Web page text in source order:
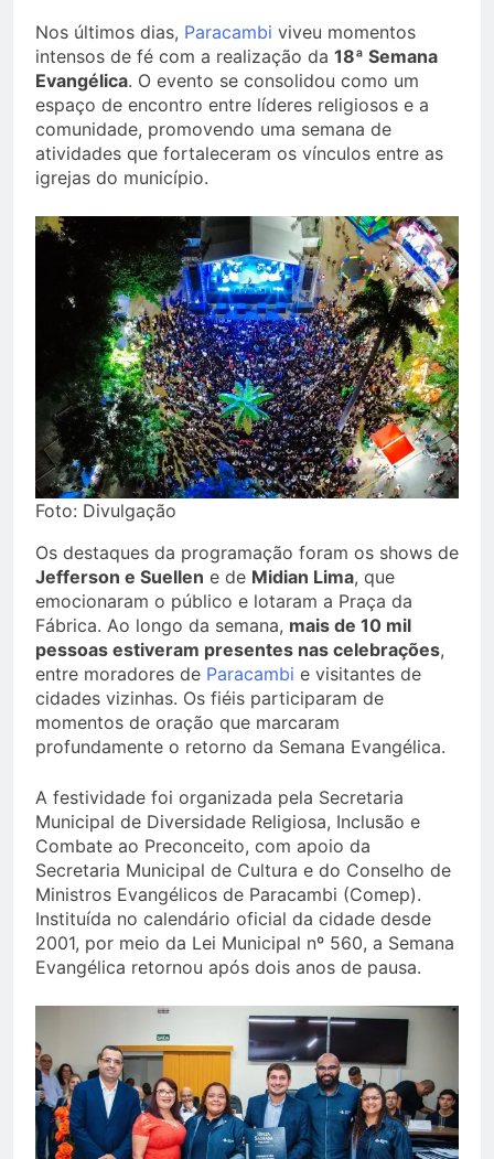
Nos últimos dias, Paracambi viveu momentos
intensos de fé com a realização da 18ª Semana
Evangélica. O evento se consolidou como um
espaço de encontro entre líderes religiosos e a
comunidade, promovendo uma semana de
atividades que fortaleceram os vínculos entre as
igrejas do município.
Foto: Divulgação
Os destaques da programação foram os shows de
Jefferson e Suellen e de Midian Lima, que
emocionaram o público e lotaram a Praça da
Fábrica. Ao longo da semana, mais de 10 mil
pessoas estiveram presentes nas celebrações,
entre moradores de Paracambi e visitantes de
cidades vizinhas. Os fiéis participaram de
momentos de oração que marcaram
profundamente o retorno da Semana Evangélica.
A festividade foi organizada pela Secretaria
Municipal de Diversidade Religiosa, Inclusão e
Combate ao Preconceito, com apoio da
Secretaria Municipal de Cultura e do Conselho de
Ministros Evangélicos de Paracambi (Comep).
Instituída no calendário oficial da cidade desde
2001, por meio da Lei Municipal nº 560, a Semana
Evangélica retornou após dois anos de pausa.